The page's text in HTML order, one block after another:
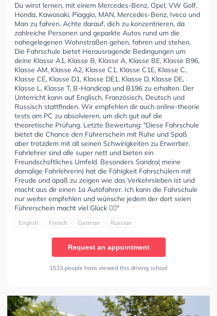
Du wirst lernen, mit einem Mercedes-Benz, Opel, VW Golf,
Honda, Kawasaki, Piaggio, MAN, Mercedes-Benz, Iveco und
Man zu fahren. Achte darauf, dich zu konzentrieren, da
zahlreiche Personen und geparkte Autos rund um die
nahegelegenen Wohnstraßen gehen, fahren und stehen.
Die Fahrschule bietet Herausragende Bedingungen um
deine Klasse A1, Klasse B, Klasse A, Klasse BE, Klasse B96,
Klasse AM, Klasse A2, Klasse C1, Klasse C1E, Klasse C,
Klasse CE, Klasse D1, Klasse DE1, Klasse D, Klasse DE,
Klasse L, Klasse T, B-Handicap und B196 zu erhalten. Der
Unterricht kann auf Englisch, Französisch, Deutsch und
Russisch stattfinden. Wir empfehlen dir auch online-theorie
tests am PC zu absolvieren, um dich gut auf die
theoretische Prüfung. Letzte Bewertung: "Diese Fahrschule
bietet die Chance den Führerschein mit Ruhe und Spaß
aber trotzdem mit all seinen Schwirigkeiten zu Erwerber.
Fahrlehrer sind alle super nett und bieten ein
Freundschsftliches Umfeld. Besonders Sandra( meine
damalige Fahrlehrerin) hat die Fähigkeit Fahrschülern mit
Freude und apaß zu zeigen wie das Verkehrsleben ist und
macht aus dir einen 1a Autofahrer. Ich kann die Fahrschule
nur weiter empfehlen und wünsche jedem der dort seien
Führerschein macht viel Glück 👍🏻"
English French German Russian
Request an appointment
1533 people have viewed this driving school